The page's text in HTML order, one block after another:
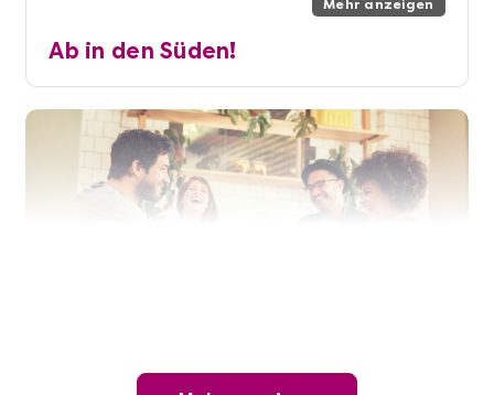
Mehr anzeigen
Ab in den Süden!